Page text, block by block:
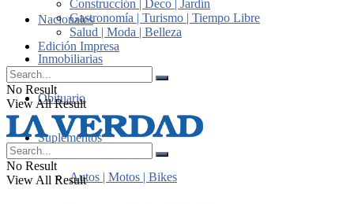
Nacionales
Inmobiliarias
Obituario
Suplementos
Autos | Motos | Bikes
Construcción | Deco | Jardín
Gastronomía | Turismo | Tiempo Libre
Salud | Moda | Belleza
Edición Impresa
No Result
View All Result
No Result
View All Result